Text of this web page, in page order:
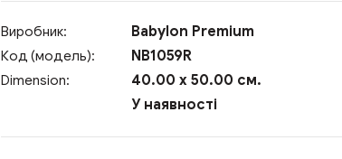
Виробник: Babylon Premium
Код (модель): NB1059R
Dimension:
40.00 x 50.00 см.
У наявності